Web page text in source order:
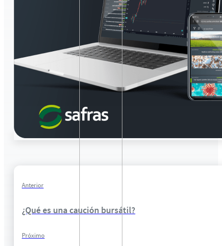
Anterior
¿Qué es una caución bursátil?
Próximo